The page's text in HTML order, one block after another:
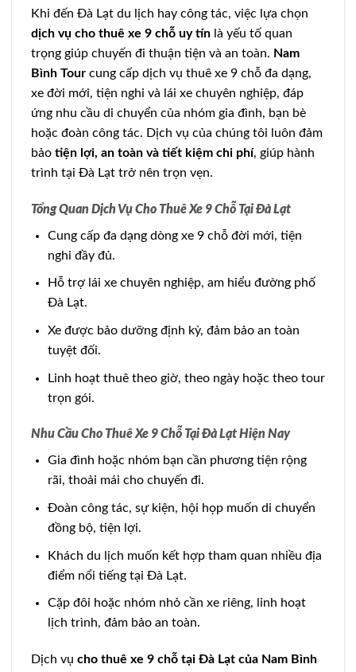
Khi đến Đà Lạt du lịch hay công tác, việc lựa chọn
dịch vụ cho thuê xe 9 chỗ uy tín là yếu tố quan
trọng giúp chuyến đi thuận tiện và an toàn. Nam
Bình Tour cung cấp dịch vụ thuê xe 9 chỗ đa dạng,
xe đời mới, tiện nghi và lái xe chuyên nghiệp, đáp
ứng nhu cầu di chuyển của nhóm gia đình, bạn bè
hoặc đoàn công tác. Dịch vụ của chúng tôi luôn đảm
bảo tiện lợi, an toàn và tiết kiệm chi phí, giúp hành
trình tại Đà Lạt trở nên trọn vẹn.
Tổng Quan Dịch Vụ Cho Thuê Xe 9 Chỗ Tại Đà Lạt
Cung cấp đa dạng dòng xe 9 chỗ đời mới, tiện
nghi đầy đủ.
Hỗ trợ lái xe chuyên nghiệp, am hiểu đường phố
Đà Lạt.
Xe được bảo dưỡng định kỳ, đảm bảo an toàn
tuyệt đối.
Linh hoạt thuê theo giờ, theo ngày hoặc theo tour
trọn gói.
Nhu Cầu Cho Thuê Xe 9 Chỗ Tại Đà Lạt Hiện Nay
Gia đình hoặc nhóm bạn cần phương tiện rộng
rãi, thoải mái cho chuyến đi.
Đoàn công tác, sự kiện, hội họp muốn di chuyển
đồng bộ, tiện lợi.
Khách du lịch muốn kết hợp tham quan nhiều địa
điểm nổi tiếng tại Đà Lạt.
Cặp đôi hoặc nhóm nhỏ cần xe riêng, linh hoạt
lịch trình, đảm bảo an toàn.
Dịch vụ cho thuê xe 9 chỗ tại Đà Lạt của Nam Bình